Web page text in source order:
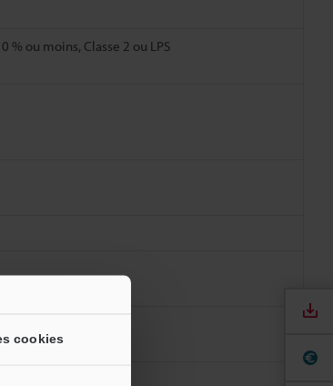
cookies
ou moins, Classe 2 ou LPS